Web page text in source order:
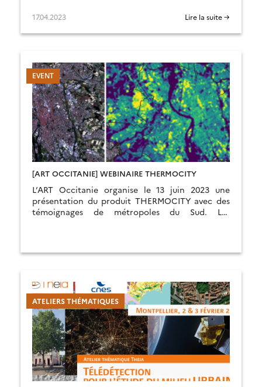
17.04.2023 Lire la suite →
[ART OCCITANIE] WEBINAIRE THERMOCITY
L’ART Occitanie organise le 13 juin 2023 une
présentation du produit THERMOCITY avec des
témoignages de métropoles du Sud. Les
ATELIERS THÉMATIQUES